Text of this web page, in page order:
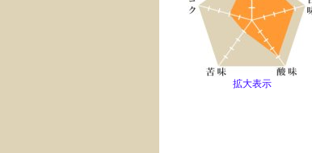
拡大表示